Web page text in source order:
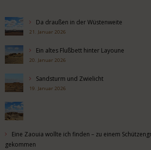
Da draußen in der Wüstenweite
21. Januar 2026
Ein altes Flußbett hinter Layoune
20. Januar 2026
Sandsturm und Zwielicht
19. Januar 2026
Eine Zaouia wollte ich finden – zu einem
gekommen